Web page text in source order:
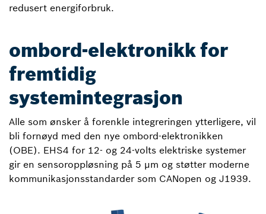
redusert energiforbruk.
ombord-elektronikk for
fremtidig
systemintegrasjon
Alle som ønsker å forenkle integreringen ytterligere, vil
bli fornøyd med den nye ombord-elektronikken
(OBE). EHS4 for 12- og 24-volts elektriske systemer
gir en sensoroppløsning på 5 µm og støtter moderne
kommunikasjonsstandarder som CANopen og J1939.